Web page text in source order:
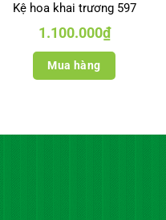
Kệ hoa khai trương 597
1.100.000₫
Mua hàng